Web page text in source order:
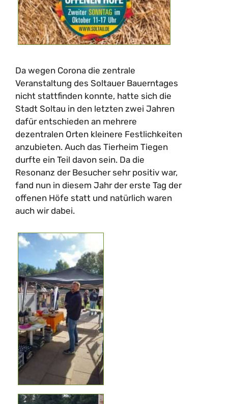
Da wegen Corona die zentrale
Veranstaltung des Soltauer Bauerntages
nicht stattfinden konnte, hatte sich die
Stadt Soltau in den letzten zwei Jahren
dafür entschieden an mehrere
dezentralen Orten kleinere Festlichkeiten
anzubieten. Auch das Tierheim Tiegen
durfte ein Teil davon sein. Da die
Resonanz der Besucher sehr positiv war,
fand nun in diesem Jahr der erste Tag der
offenen Höfe statt und natürlich waren
auch wir dabei.